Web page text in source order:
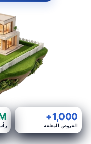
1,000+
القروض المغلقة